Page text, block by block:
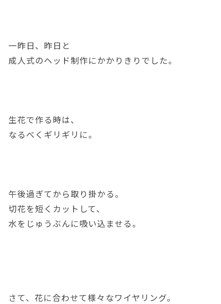
一昨日、昨日と
成人式のヘッド制作にかかりきりでした。
生花で作る時は、
なるべくギリギリに。
午後過ぎてから取り掛かる。
切花を短くカットして、
水をじゅうぶんに吸い込ませる。
さて、花に合わせて様々なワイヤリング。